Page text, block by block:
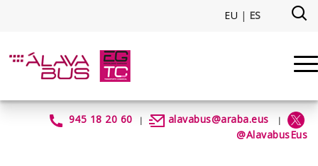
EU | ES
Afecciones por condiciones
945 18 20 60 | alavabus@araba.eus |
@AlavabusEus